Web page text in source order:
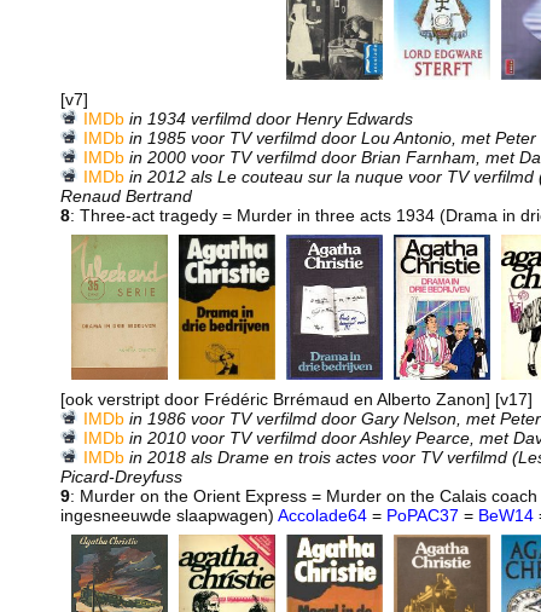
[v7]
IMDb in 1934 verfilmd door Henry Edwards
IMDb in 1985 voor TV verfilmd door Lou Antonio, met
IMDb in 2000 voor TV verfilmd door Brian Farnham, met
IMDb in 2012 als Le couteau sur la nuque voor TV
Renaud Bertrand
8: Three-act tragedy = Murder in three acts 1934 (Drama in
[ook verstript door Frédéric Brrémaud en Alberto Zanon] [v17]
IMDb in 1986 voor TV verfilmd door Gary Nelson, met
IMDb in 2010 voor TV verfilmd door Ashley Pearce, met
IMDb in 2018 als Drame en trois actes voor TV verfilmd
Picard-Dreyfuss
9: Murder on the Orient Express = Murder on the Calais
ingesneeuwde slaapwagen) Accolade64 = PoPAC37 = BeW14